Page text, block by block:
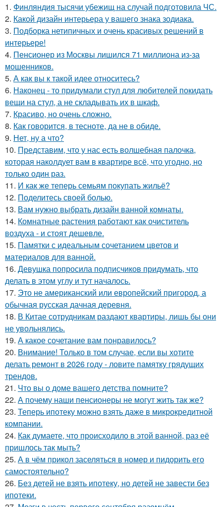
1. Финляндия тысячи убежищ на случай подготовила ЧС.
2. Какой дизайн интерьера у вашего знака зодиака.
3. Подборка нетипичных и очень красивых решений в
интерьере!
4. Пенсионер из Москвы лишился 71 миллиона из-за
мошенников.
5. А как вы к такой идее относитесь?
6. Наконец - то придумали стул для любителей покидать
вещи на стул, а не складывать их в шкаф.
7. Красиво, но очень сложно.
8. Как говорится, в тесноте, да не в обиде.
9. Нет, ну а что?
10. Представим, что у нас есть волшебная палочка,
которая наколдует вам в квартире всё, что угодно, но
только один раз.
11. И как же теперь семьям покупать жильё?
12. Поделитесь своей болью.
13. Вам нужно выбрать дизайн ванной комнаты.
14. Комнатные растения работают как очиститель
воздуха - и стоят дешевле.
15. Памятки с идеальным сочетанием цветов и
материалов для ванной.
16. Девушка попросила подписчиков придумать, что
делать в этом углу и тут началось.
17. Это не американский или европейский пригород, а
обычная русская дачная деревня.
18. В Китае сотрудникам раздают квартиры, лишь бы они
не увольнялись.
19. А какое сочетание вам понравилось?
20. Внимание! Только в том случае, если вы хотите
делать ремонт в 2026 году - ловите памятку грядущих
трендов.
21. Что вы о доме вашего детства помните?
22. А почему наши пенсионеры не могут жить так же?
23. Теперь ипотеку можно взять даже в микрокредитной
компании.
24. Как думаете, что происходило в этой ванной, раз её
пришлось так мыть?
25. А в чём прикол заселяться в номер и пидорить его
самостоятельно?
26. Без детей не взять ипотеку, но детей не завести без
ипотеки.